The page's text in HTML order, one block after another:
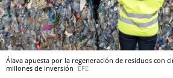
Álava apuesta por la regeneración de residuos con
millones de inversión EFE